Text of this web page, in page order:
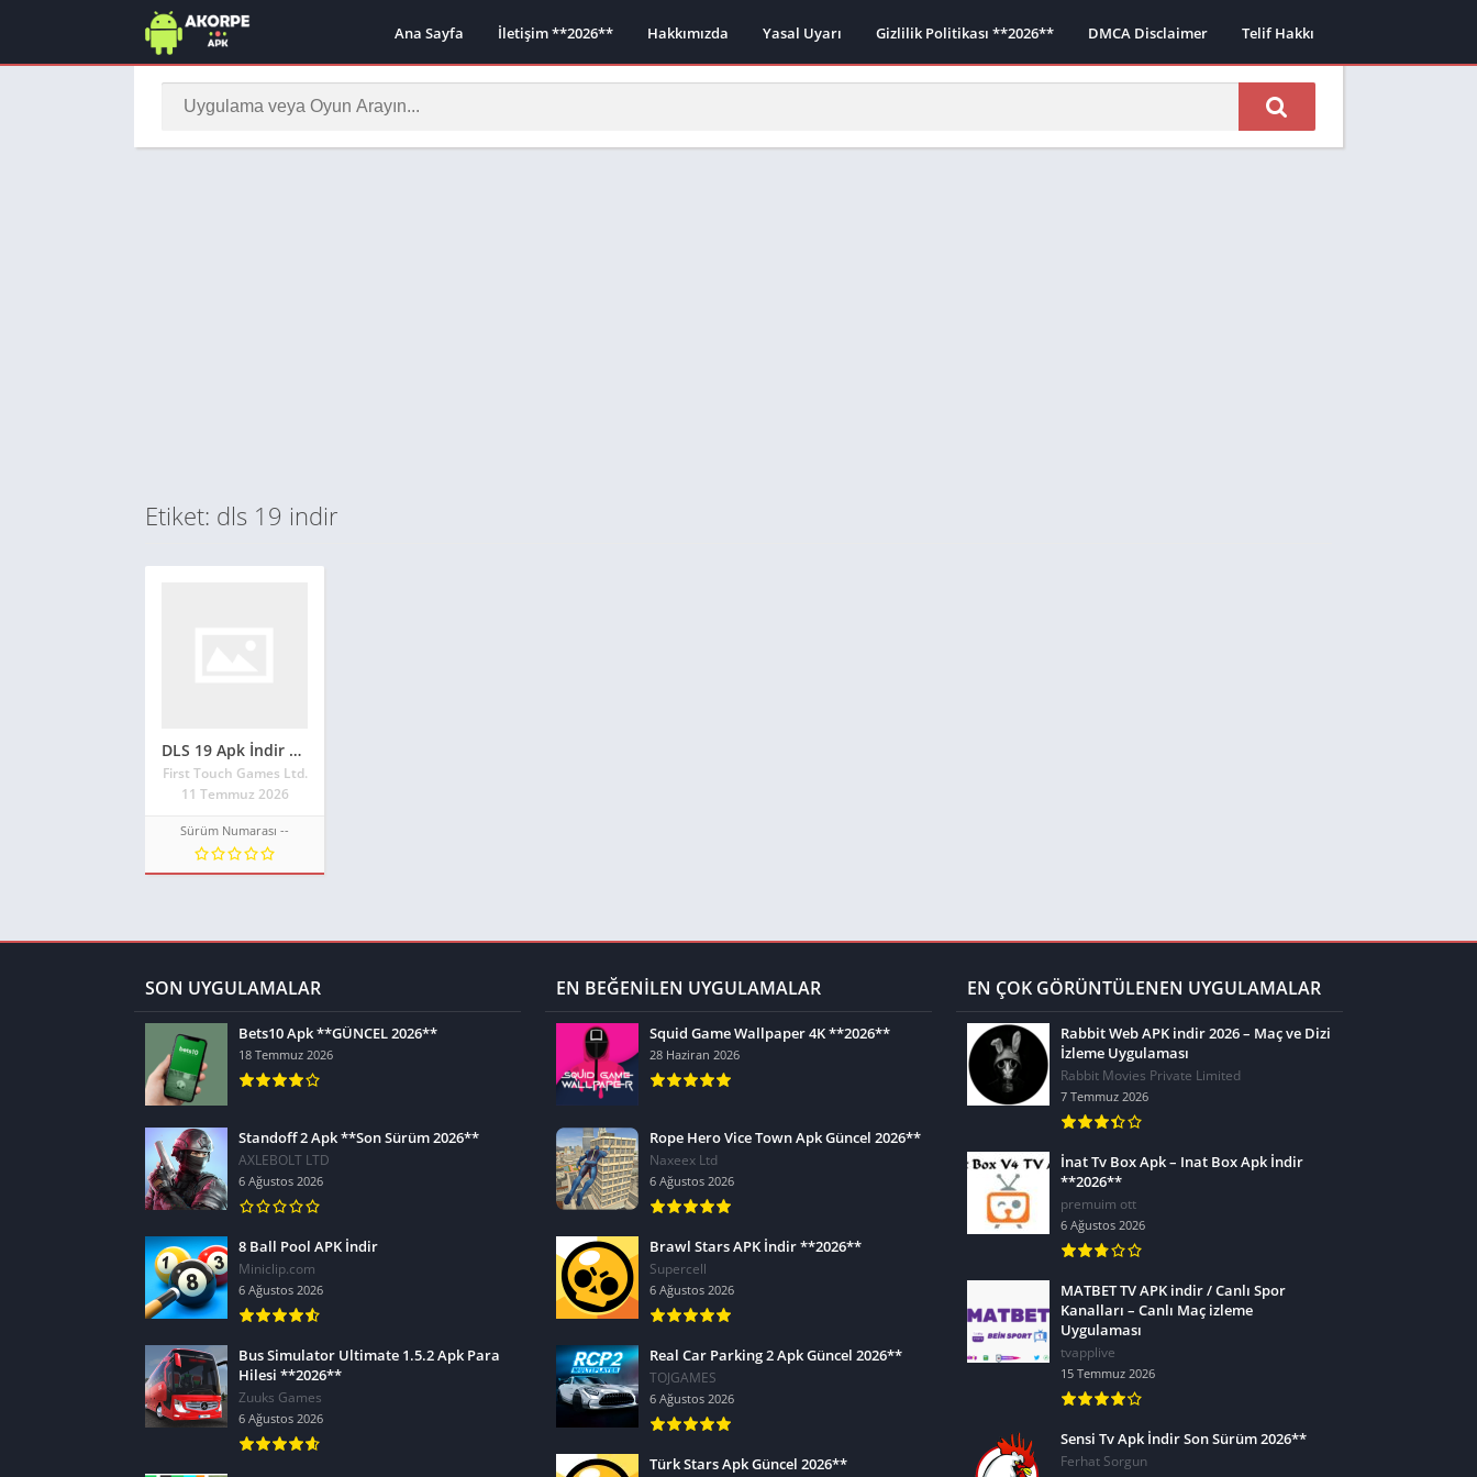
Ana Sayfa İletişim **2026** Hakkımızda Yasal Uyarı Gizlilik Politikası **2026** DMCA Disclaimer Telif Hakkı
Etiket: dls 19 indir
DLS 19 Apk İndir Güncel 2026** Para Hileli Mod Apk İndir
First Touch Games Ltd.
11 Temmuz 2026
Sürüm Numarası --
SON UYGULAMALAR
Bets10 Apk **GÜNCEL 2026**
18 Temmuz 2026
Standoff 2 Apk **Son Sürüm 2026**
AXLEBOLT LTD
6 Ağustos 2026
8 Ball Pool APK İndir
Miniclip.com
6 Ağustos 2026
Bus Simulator Ultimate 1.5.2 Apk Para
Hilesi **2026**
Zuuks Games
6 Ağustos 2026
EN BEĞENİLEN UYGULAMALAR
Squid Game Wallpaper 4K **2026**
28 Haziran 2026
Rope Hero Vice Town Apk Güncel 2026**
Naxeex Ltd
6 Ağustos 2026
Brawl Stars APK İndir **2026**
Supercell
6 Ağustos 2026
Real Car Parking 2 Apk Güncel 2026**
TOJGAMES
6 Ağustos 2026
Türk Stars Apk Güncel 2026**
EN ÇOK GÖRÜNTÜLENEN UYGULAMALAR
Rabbit Web APK indir 2026 – Maç ve Dizi
İzleme Uygulaması
Rabbit Movies Private Limited
7 Temmuz 2026
İnat Tv Box Apk – Inat Box Apk İndir
**2026**
premuim ott
6 Ağustos 2026
MATBET TV APK indir / Canlı Spor
Kanalları – Canlı Maç izleme
Uygulaması
tvapplive
15 Temmuz 2026
Sensi Tv Apk İndir Son Sürüm 2026**
Ferhat Sorgun